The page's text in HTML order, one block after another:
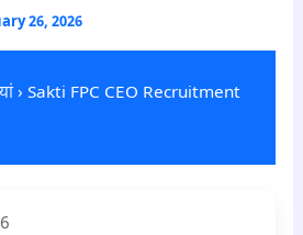
26, 2026
› Sakti FPC CEO Recruitment